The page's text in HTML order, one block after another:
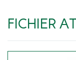
FICHIER